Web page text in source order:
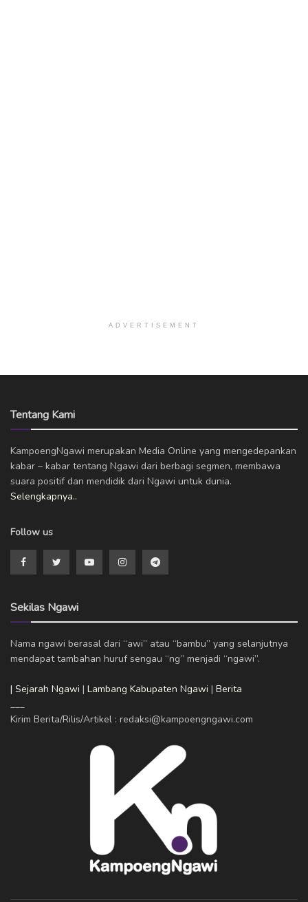
ADVERTISEMENT
Tentang Kami
KampoengNgawi merupakan Media Online yang mengedepankan
kabar – kabar tentang Ngawi dari berbagi segmen, membawa
suara positif dan mendidik dari Ngawi untuk dunia.
Selengkapnya..
Follow us
Sekilas Ngawi
Nama ngawi berasal dari “awi” atau “bambu” yang selanjutnya
mendapat tambahan huruf sengau “ng” menjadi “ngawi”.
| Sejarah Ngawi | Lambang Kabupaten Ngawi | Berita
___
Kirim Berita/Rilis/Artikel : redaksi@kampoengngawi.com